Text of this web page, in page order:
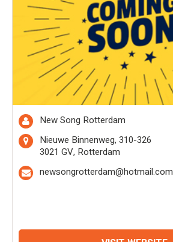
New Song Rotterdam
Nieuwe Binnenweg, 310-326
3021 GV, Rotterdam
newsongrotterdam@hotmail.com